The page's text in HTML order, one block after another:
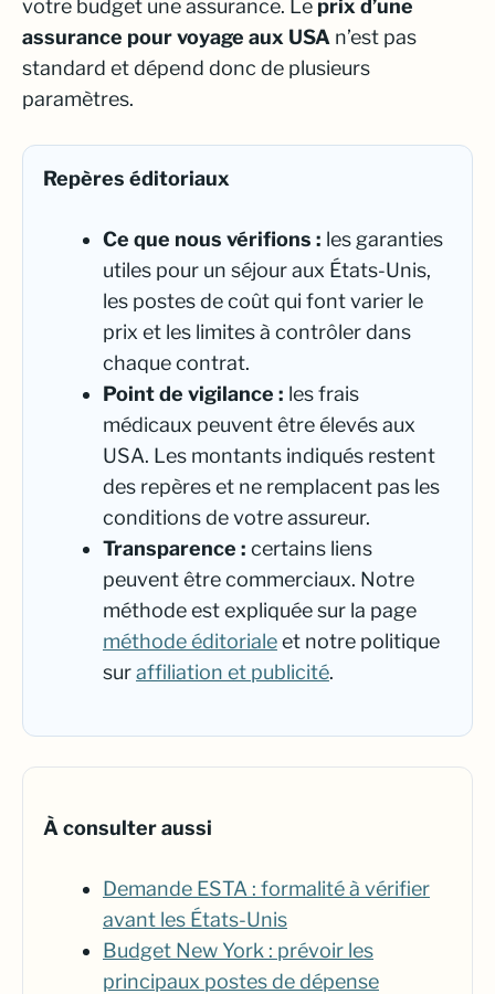
votre budget une assurance. Le prix d’une
assurance pour voyage aux USA n’est pas
standard et dépend donc de plusieurs
paramètres.
Repères éditoriaux
Ce que nous vérifions : les garanties
utiles pour un séjour aux États-Unis,
les postes de coût qui font varier le
prix et les limites à contrôler dans
chaque contrat.
Point de vigilance : les frais
médicaux peuvent être élevés aux
USA. Les montants indiqués restent
des repères et ne remplacent pas les
conditions de votre assureur.
Transparence : certains liens
peuvent être commerciaux. Notre
méthode est expliquée sur la page
méthode éditorialeet notre politique
suraffiliation et publicité.
À consulter aussi
Demande ESTA : formalité à vérifier
avant les États-Unis
Budget New York : prévoir les
principaux postes de dépense